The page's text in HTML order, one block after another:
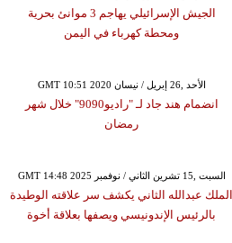
الجيش الإسرائيلي يهاجم 3 موانئ بحرية
ومحطة كهرباء في اليمن
GMT 10:51 2020 الأحد ,26 إبريل / نيسان
انضمام هند جاد لـ "راديو9090" خلال شهر
رمضان
GMT 14:48 2025 السبت ,15 تشرين الثاني / نوفمبر
الملك عبدالله الثاني يكشف سر علاقته الوطيدة
بالرئيس الإندونيسي ويصفها بعلاقة أخوة